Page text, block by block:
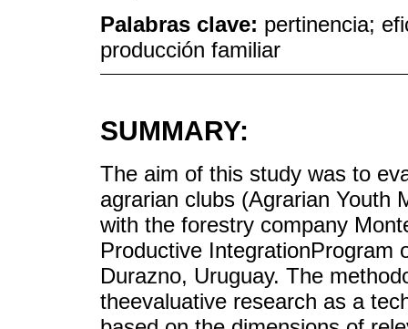
Palabras clave: pertinencia;
producción familiar
SUMMARY:
The aim of this study was to
agrarian clubs (Agrarian Youth
with the forestry company
Productive IntegrationProgram
Durazno, Uruguay. The
theevaluative research as a